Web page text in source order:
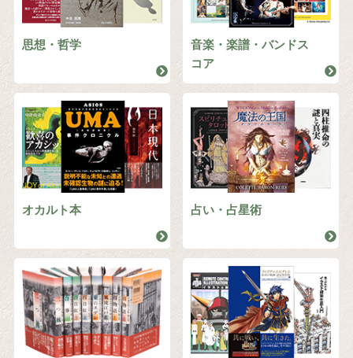
思想・哲学
音楽・楽譜・バンドス
コア
オカルト本 占い・占星術